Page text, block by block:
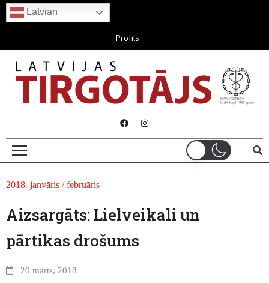
Latvian Aug 09, 2026
Profils
2018. janvāris / februāris
Aizsargāts: Lielveikali un
pārtikas drošums
20 marts, 2018